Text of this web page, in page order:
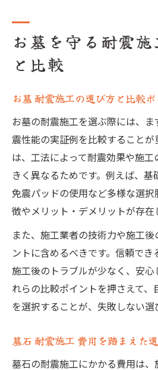
お墓を守る耐震
と比較
お墓 耐震施工の選び方と比較ポ
お墓の耐震施工を選ぶ際には、
震性能の実証例を比較することが
は、工法によって耐震効果や施
きく異なるためです。例えば、基
免震パッドの使用など多様な選
徴やメリット・デメリットが存在
また、施工業者の技術力や施工
ントに含めるべきです。信頼で
施工後のトラブルが少なく、安心
れらの比較ポイントを押さえて
を選択することが、失敗しない選
墓石 耐震施工 費用を踏まえた
墓石の耐震施工にかかる費用は